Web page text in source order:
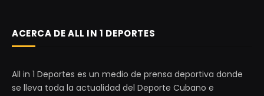
ACERCA DE ALL IN 1 DEPORTES
All in 1 Deportes es un medio de prensa deportiva donde
se lleva toda la actualidad del Deporte Cubano e